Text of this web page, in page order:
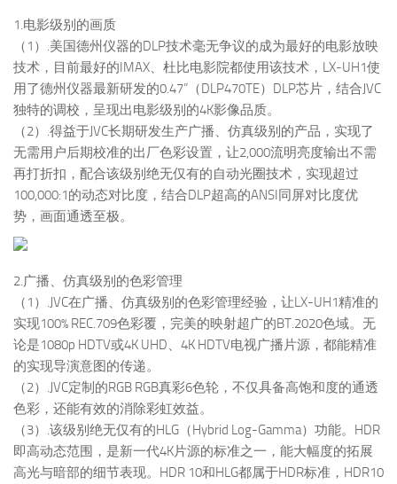
1.电影级别的画质
（1）.美国德州仪器的DLP技术毫无争议的成为最好的电影放映
技术，目前最好的IMAX、杜比电影院都使用该技术，LX-UH1使
用了德州仪器最新研发的0.47”（DLP470TE）DLP芯片，结合JVC
独特的调校，呈现出电影级别的4K影像品质。
（2）.得益于JVC长期研发生产广播、仿真级别的产品，实现了
无需用户后期校准的出厂色彩设置，让2,000流明亮度输出不需
再打折扣，配合该级别绝无仅有的自动光圈技术，实现超过
100,000:1的动态对比度，结合DLP超高的ANSI同屏对比度优
势，画面通透至极。
2.广播、仿真级别的色彩管理
（1）.JVC在广播、仿真级别的色彩管理经验，让LX-UH1精准的
实现100% REC.709色彩覆，完美的映射超广的BT.2020色域。无
论是1080p HDTV或4K UHD、4K HDTV电视广播片源，都能精准
的实现导演意图的传递。
（2）.JVC定制的RGB RGB真彩6色轮，不仅具备高饱和度的通透
色彩，还能有效的消除彩虹效益。
（3）.该级别绝无仅有的HLG（Hybrid Log-Gamma）功能。HDR
即高动态范围，是新一代4K片源的标准之一，能大幅度的拓展
高光与暗部的细节表现。HDR 10和HLG都属于HDR标准，HDR10